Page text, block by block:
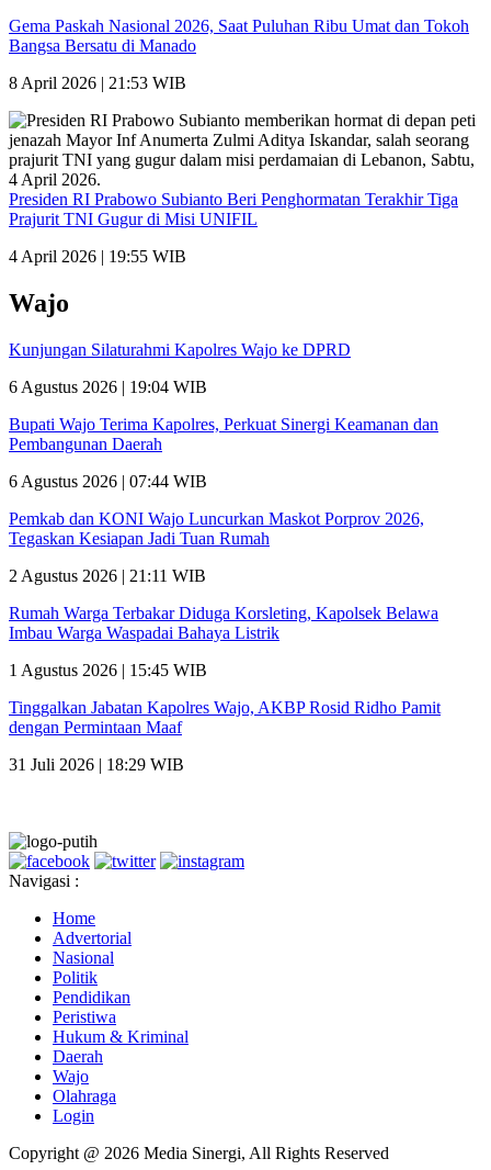
Gema Paskah Nasional 2026, Saat Puluhan Ribu Umat dan Tokoh
Bangsa Bersatu di Manado
8 April 2026 | 21:53 WIB
Presiden RI Prabowo Subianto Beri Penghormatan Terakhir Tiga
Prajurit TNI Gugur di Misi UNIFIL
4 April 2026 | 19:55 WIB
Wajo
Kunjungan Silaturahmi Kapolres Wajo ke DPRD
6 Agustus 2026 | 19:04 WIB
Bupati Wajo Terima Kapolres, Perkuat Sinergi Keamanan dan
Pembangunan Daerah
6 Agustus 2026 | 07:44 WIB
Pemkab dan KONI Wajo Luncurkan Maskot Porprov 2026,
Tegaskan Kesiapan Jadi Tuan Rumah
2 Agustus 2026 | 21:11 WIB
Rumah Warga Terbakar Diduga Korsleting, Kapolsek Belawa
Imbau Warga Waspadai Bahaya Listrik
1 Agustus 2026 | 15:45 WIB
Tinggalkan Jabatan Kapolres Wajo, AKBP Rosid Ridho Pamit
dengan Permintaan Maaf
31 Juli 2026 | 18:29 WIB
Navigasi :
Home
Advertorial
Nasional
Politik
Pendidikan
Peristiwa
Hukum & Kriminal
Daerah
Wajo
Olahraga
Login
Copyright @ 2026 Media Sinergi, All Rights Reserved